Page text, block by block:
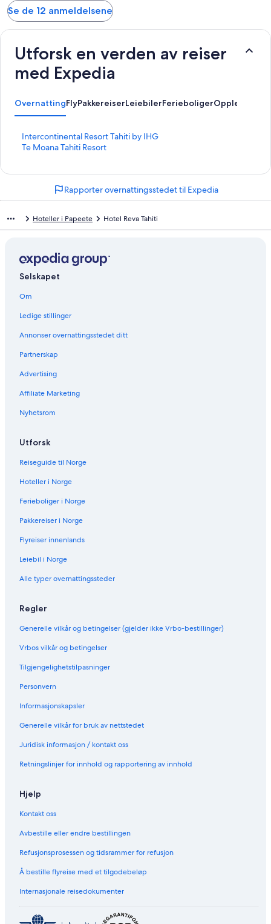
Se de 12 anmeldelsene
Utforsk en verden av reiser
med Expedia
OvernattingFlyPakkereiserLeiebilerFerieboligerOpplevelser
Intercontinental Resort Tahiti by IHG
L
i
m
p
n
r
d
e
n
s
i
e
:
n
t
e
c
n
i
e
n
a
R
s
r
T
h
t
b
y
H
Te Moana Tahiti Resort
L
o
p
e
r
d
n
e
s
d
n
T
e
M
a
a
a
t
R
s
r
Rapporter overnattingsstedet til Expedia
Hoteller i Papeete Hotel Reva Tahiti
Selskapet
Om
Ledige stillinger
Annonser overnattingsstedet ditt
Partnerskap
Advertising
Affiliate Marketing
Nyhetsrom
Utforsk
Reiseguide til Norge
Hoteller i Norge
Ferieboliger i Norge
Pakkereiser i Norge
Flyreiser innenlands
Leiebil i Norge
Alle typer overnattingssteder
Regler
Generelle vilkår og betingelser (gjelder ikke Vrbo-bestillinger)
Vrbos vilkår og betingelser
Tilgjengelighetstilpasninger
Personvern
Informasjonskapsler
Generelle vilkår for bruk av nettstedet
Juridisk informasjon / kontakt oss
Retningslinjer for innhold og rapportering av innhold
Hjelp
Kontakt oss
Avbestille eller endre bestillingen
Refusjonsprosessen og tidsrammer for refusjon
Å bestille flyreise med et tilgodebeløp
Internasjonale reisedokumenter